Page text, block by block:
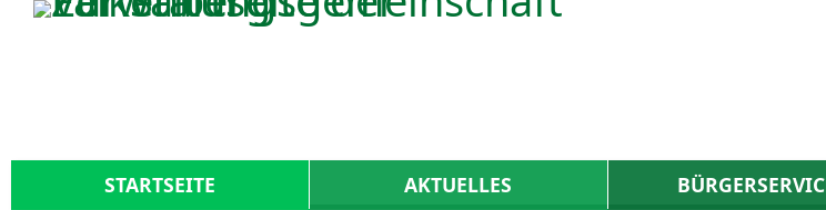
Zum Inhalt,zur Navigationoderzur Startseitespringen.
STARTSEITE AKTUELLES